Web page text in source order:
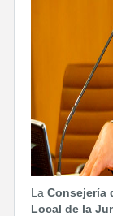
La Consejería
Local de la